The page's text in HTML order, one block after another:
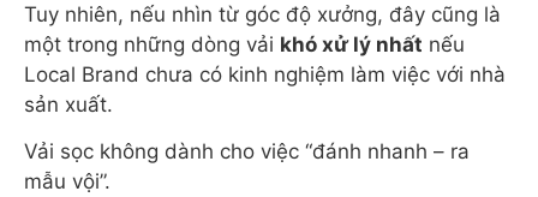
Tuy nhiên, nếu nhìn từ góc độ xưởng, đây cũng là
một trong những dòng vải khó xử lý nhất nếu
Local Brand chưa có kinh nghiệm làm việc với nhà
sản xuất.
Vải sọc không dành cho việc “đánh nhanh – ra
mẫu vội”.